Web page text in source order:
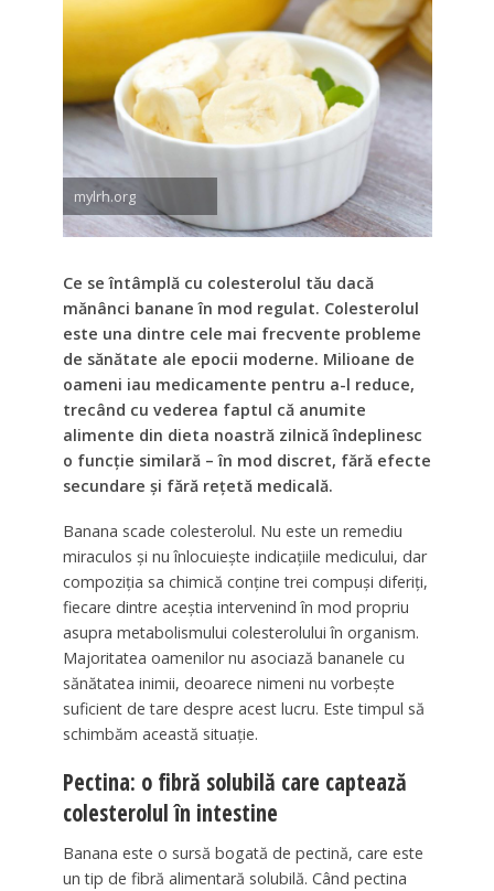
mylrh.org
Ce se întâmplă cu colesterolul tău dacă
mănânci banane în mod regulat. Colesterolul
este una dintre cele mai frecvente probleme
de sănătate ale epocii moderne. Milioane de
oameni iau medicamente pentru a-l reduce,
trecând cu vederea faptul că anumite
alimente din dieta noastră zilnică îndeplinesc
o funcție similară – în mod discret, fără efecte
secundare și fără rețetă medicală.
Banana scade colesterolul. Nu este un remediu
miraculos și nu înlocuiește indicațiile medicului, dar
compoziția sa chimică conține trei compuși diferiți,
fiecare dintre aceștia intervenind în mod propriu
asupra metabolismului colesterolului în organism.
Majoritatea oamenilor nu asociază bananele cu
sănătatea inimii, deoarece nimeni nu vorbește
suficient de tare despre acest lucru. Este timpul să
schimbăm această situație.
Pectina: o fibră solubilă care captează
colesterolul în intestine
Banana este o sursă bogată de pectină, care este
un tip de fibră alimentară solubilă. Când pectina